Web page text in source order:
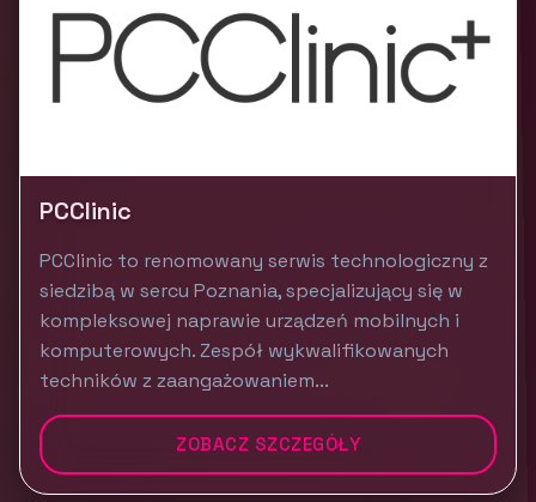
PCClinic
PCClinic to renomowany serwis technologiczny z
siedzibą w sercu Poznania, specjalizujący się w
kompleksowej naprawie urządzeń mobilnych i
komputerowych. Zespół wykwalifikowanych
techników z zaangażowaniem...
ZOBACZ SZCZEGÓŁY